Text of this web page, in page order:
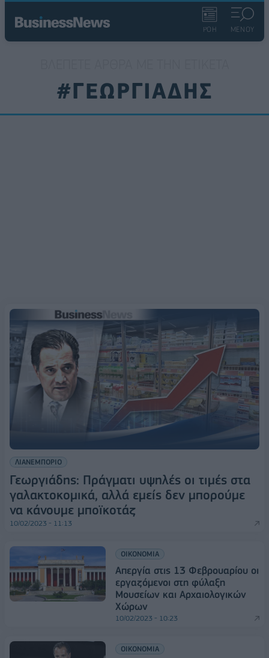
ΡΟΗ ΜΕΝΟΥ
#ΓΕΩΡΓΙΑΔΗΣ
ΛΙΑΝΕΜΠΟΡΙΟ
Γεωργιάδης: Πράγματι υψηλές οι τιμές στα
γαλακτοκομικά, αλλά εμείς δεν μπορούμε
να κάνουμε μποϊκοτάζ
10/02/2023 - 11:13
ΟΙΚΟΝΟΜΙΑ
Απεργία στις 13 Φεβρουαρίου οι
εργαζόμενοι στη φύλαξη
Μουσείων και Αρχαιολογικών
Χώρων
10/02/2023 - 10:23
ΟΙΚΟΝΟΜΙΑ